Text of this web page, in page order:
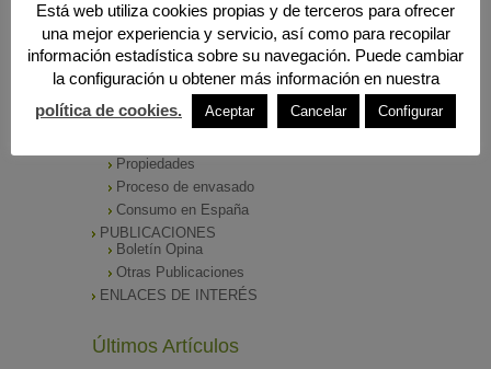
SALA DE PRENSA
Notas de Prensa
Archivos Corporativos
GALERÍA DE IMÁGENES
CONTACTO
ENVASADO DE ACEITE
Propiedades
Proceso de envasado
Consumo en España
PUBLICACIONES
Boletín Opina
Otras Publicaciones
ENLACES DE INTERÉS
Últimos Artículos
Está web utiliza cookies propias y de terceros para ofrecer
una mejor experiencia y servicio, así como para recopilar
información estadística sobre su navegación. Puede cambiar
la configuración u obtener más información en nuestra
política de cookies.
Aceptar Cancelar Configurar